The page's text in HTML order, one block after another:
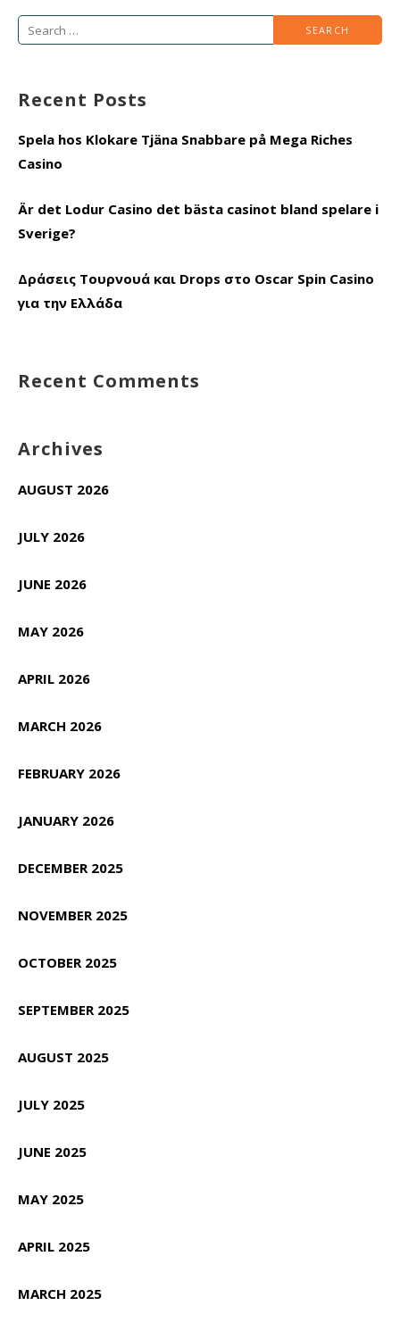
Search
Recent Posts
Spela hos Klokare Tjäna Snabbare på Mega Riches
Casino
Är det Lodur Casino det bästa casinot bland spelare i
Sverige?
Δράσεις Τουρνουά και Drops στο Oscar Spin Casino
για την Ελλάδα
Recent Comments
Archives
AUGUST 2026
JULY 2026
JUNE 2026
MAY 2026
APRIL 2026
MARCH 2026
FEBRUARY 2026
JANUARY 2026
DECEMBER 2025
NOVEMBER 2025
OCTOBER 2025
SEPTEMBER 2025
AUGUST 2025
JULY 2025
JUNE 2025
MAY 2025
APRIL 2025
MARCH 2025